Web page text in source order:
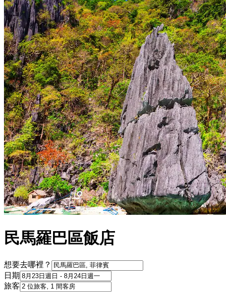
民馬羅巴區飯店
想要去哪裡？
日期
旅客